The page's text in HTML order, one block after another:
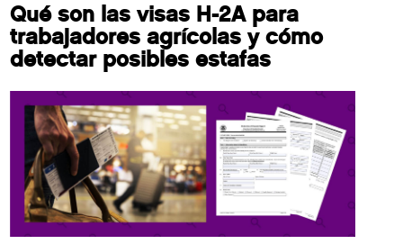
Qué son las visas H-2A para
trabajadores agrícolas y cómo
detectar posibles estafas